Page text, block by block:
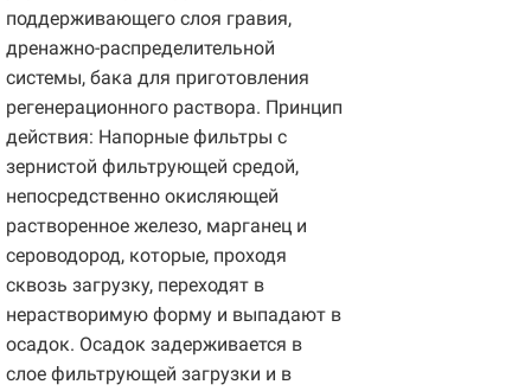
поддерживающего слоя гравия,
дренажно-распределительной
системы, бака для приготовления
регенерационного раствора. Принцип
действия: Напорные фильтры с
зернистой фильтрующей средой,
непосредственно окисляющей
растворенное железо, марганец и
сероводород, которые, проходя
сквозь загрузку, переходят в
нерастворимую форму и выпадают в
осадок. Осадок задерживается в
слое фильтрующей загрузки и в